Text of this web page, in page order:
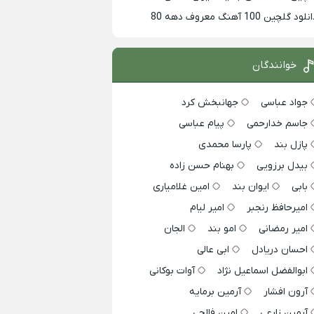
گلچین 100 آهنگ معروف دهه 80
خوانندگان
جواد عباسی
جهانبخش کرد
جاسم خدارحمی
پیام عباسی
پازل بند
پارسا محمدی
بیدل برزویی
بهنام حسن زاده
بابی
ایوان بند
امین غلامیاری
امیرحافظ رنجبر
امیر لیام
امیر رمضانی
امو بند
الجان
احسان دریادل
ابی عالی
ابوالفضل اسماعیل نژاد
آوات بوکانی
آرون افشار
آرمین برمایه